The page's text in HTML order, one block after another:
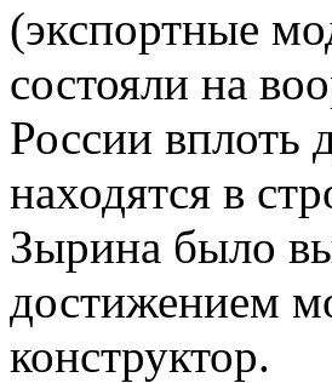
(экспортные
состояли на
России вплоть
находятся в
Зырина было
достижением
конструктор.